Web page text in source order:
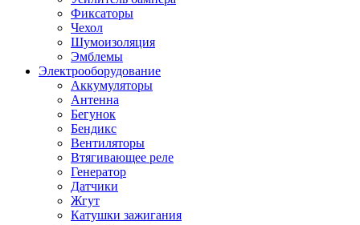
Фиксаторы
Чехол
Шумоизоляция
Эмблемы
Электрооборудование
Аккумуляторы
Антенна
Бегунок
Бендикс
Вентиляторы
Втягивающее реле
Генератор
Датчики
Жгут
Катушки зажигания